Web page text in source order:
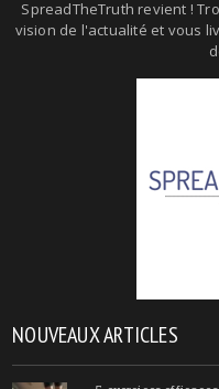
SpreadTheTruth revient !
vision de l'actualité et vous
NOUVEAUX ARTICLES